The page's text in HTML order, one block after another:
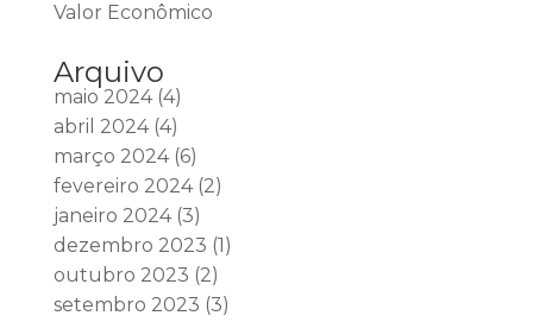
Valor Econômico
Arquivo
maio 2024(4)
abril 2024(4)
março 2024(6)
fevereiro 2024(2)
janeiro 2024(3)
dezembro 2023 (1)
outubro 2023 (2)
setembro 2023 (3)